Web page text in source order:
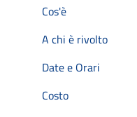
Cos'è
A chi è rivolto
Date e Orari
Costo